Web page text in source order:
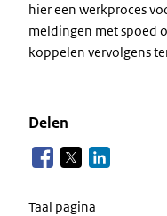
hier een werkproces
meldingen met spoed
koppelen vervolgens
Delen
Taal pagina